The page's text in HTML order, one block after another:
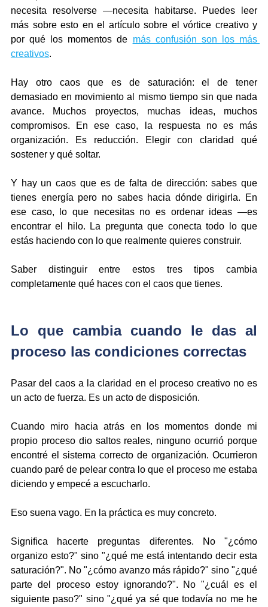
necesita resolverse —necesita habitarse. Puedes leer
más sobre esto en el artículo sobre el vórtice creativo y
por qué los momentos de más confusión son los más
creativos.
Hay otro caos que es de saturación: el de tener
demasiado en movimiento al mismo tiempo sin que nada
avance. Muchos proyectos, muchas ideas, muchos
compromisos. En ese caso, la respuesta no es más
organización. Es reducción. Elegir con claridad qué
sostener y qué soltar.
Y hay un caos que es de falta de dirección: sabes que
tienes energía pero no sabes hacia dónde dirigirla. En
ese caso, lo que necesitas no es ordenar ideas —es
encontrar el hilo. La pregunta que conecta todo lo que
estás haciendo con lo que realmente quieres construir.
Saber distinguir entre estos tres tipos cambia
completamente qué haces con el caos que tienes.
Lo que cambia cuando le das al
proceso las condiciones correctas
Pasar del caos a la claridad en el proceso creativo no es
un acto de fuerza. Es un acto de disposición.
Cuando miro hacia atrás en los momentos donde mi
propio proceso dio saltos reales, ninguno ocurrió porque
encontré el sistema correcto de organización. Ocurrieron
cuando paré de pelear contra lo que el proceso me estaba
diciendo y empecé a escucharlo.
Eso suena vago. En la práctica es muy concreto.
Significa hacerte preguntas diferentes. No "¿cómo
organizo esto?" sino "¿qué me está intentando decir esta
saturación?". No "¿cómo avanzo más rápido?" sino "¿qué
parte del proceso estoy ignorando?". No "¿cuál es el
siguiente paso?" sino "¿qué ya sé que todavía no me he